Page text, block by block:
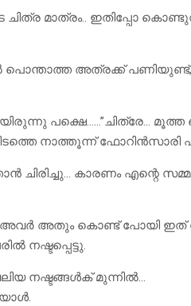
മാത്രം.. ഇതിപ്പോ
പൊന്താത്ത അത്രക്ക്
പക്ഷെ……”ചിത്രേ… മൂത്ത
നാത്തൂന്ന് ഫോറിൻസാരി
ചിരിച്ചു… കാരണം എന്റെ
അവർ അതും കൊണ്ട് പോയി ഇത്
നഷ്ടപ്പെട്ടു.
നഷ്ടങ്ങൾക് മുന്നിൽ…